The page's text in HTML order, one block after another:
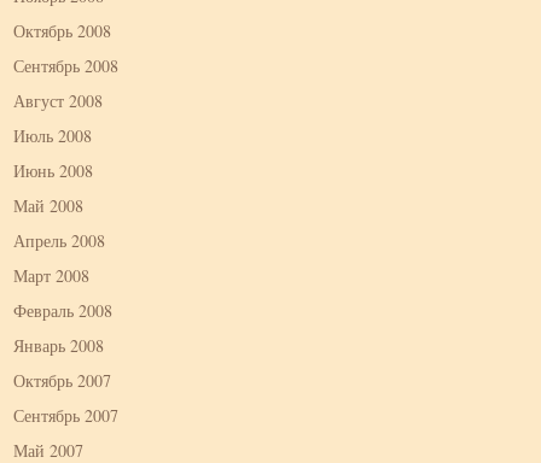
Октябрь 2008
Сентябрь 2008
Август 2008
Июль 2008
Июнь 2008
Май 2008
Апрель 2008
Март 2008
Февраль 2008
Январь 2008
Октябрь 2007
Сентябрь 2007
Май 2007